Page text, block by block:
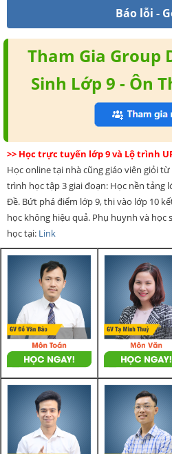
Báo lỗi -
Tham Gia Group
Sinh Lớp 9 - Ôn
>> Học trực tuyến lớp 9 và Lộ trình
Học online tại nhà cũng giáo viên giỏi
trình học tập 3 giai đoạn: Học nền tảng
Đề. Bứt phá điểm lớp 9, thi vào lớp 10
học không hiệu quả. Phụ huynh và
học tại: Link